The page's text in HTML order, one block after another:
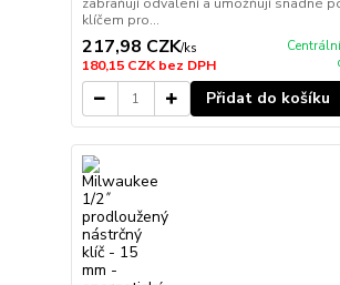
klíčem pro...
217,98 CZK/ks
180,15 CZKbez DPH
Přidat do košíku